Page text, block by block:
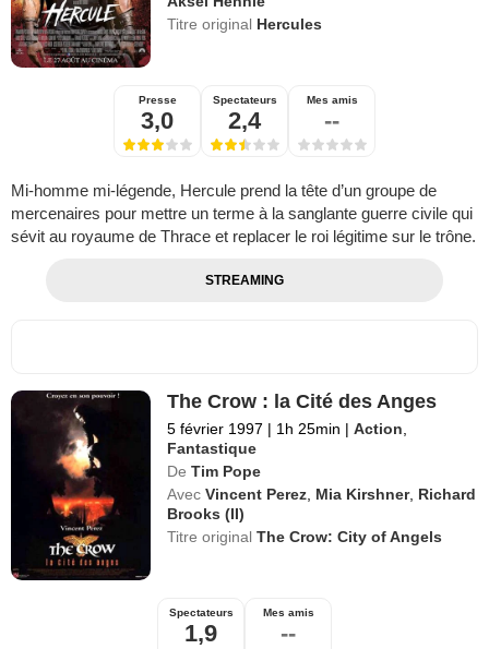
Titre original Hercules
Presse
3,0
Spectateurs
2,4
Mes amis
--
Mi-homme mi-légende, Hercule prend la tête d’un groupe de
mercenaires pour mettre un terme à la sanglante guerre civile qui
sévit au royaume de Thrace et replacer le roi légitime sur le trône.
STREAMING
The Crow : la Cité des Anges
5 février 1997 | 1h 25min | Action,
Fantastique
De Tim Pope
Avec Vincent Perez, Mia Kirshner, Richard
Brooks (II)
Titre originalThe Crow: City of Angels
Spectateurs
1,9
Mes amis
--